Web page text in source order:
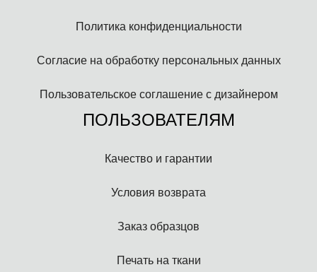
Политика конфиденциальности
Согласие на обработку персональных данных
Пользовательское соглашение с дизайнером
ПОЛЬЗОВАТЕЛЯМ
Качество и гарантии
Условия возврата
Заказ образцов
Печать на ткани